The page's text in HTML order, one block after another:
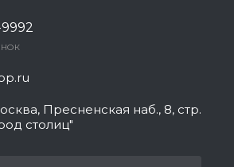
Пресненская наб., 8, стр.
столиц"